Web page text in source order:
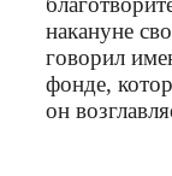
накануне
говорил
фонде,
он